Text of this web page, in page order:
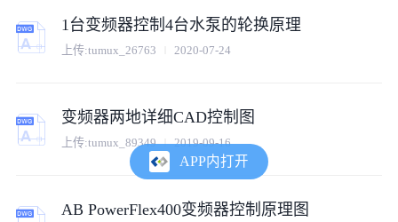
1台变频器控制4台水泵的轮换原理
上传:tumux_26763 2020-07-24
变频器两地详细CAD控制图
上传:tumux_89349 2019-09-16
AB PowerFlex400变频器控制原理图
APP内打开